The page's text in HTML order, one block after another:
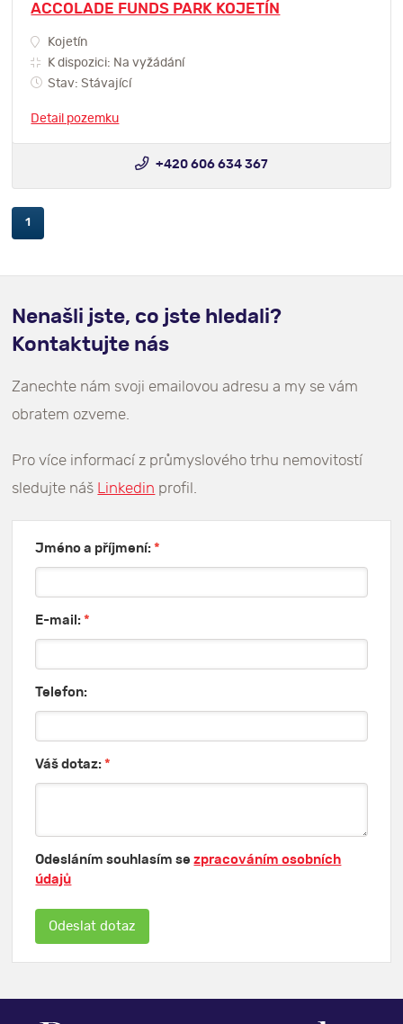
ACCOLADE FUNDS PARK KOJETÍN
Kojetín
K dispozici: Na vyžádání
Stav: Stávající
Detail pozemku
+420 606 634 367
1
Nenašli jste, co jste hledali?
Kontaktujte nás
Zanechte nám svoji emailovou adresu a my se vám
obratem ozveme.
Pro více informací z průmyslového trhu nemovitostí
sledujte náš
Linkedin profil.
Jméno a příjmení:*
E-mail:*
Telefon:
Váš dotaz:*
Odesláním souhlasím sezpracováním osobních
údajů